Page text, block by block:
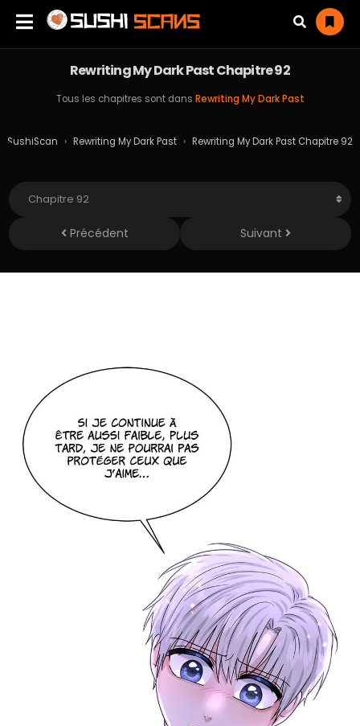
Rewriting My Dark Past Chapitre 92
Tous les chapitres sont dans Rewriting My Dark Past
SushiScan › Rewriting My Dark Past › Rewriting My Dark Past Chapitre 92
Précédent Suivant